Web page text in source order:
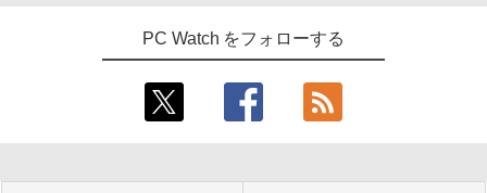
PC Watch をフォローする